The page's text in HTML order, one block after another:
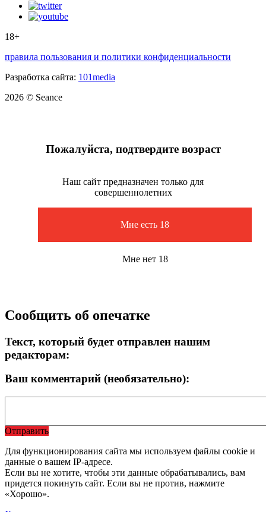
18+
правила пользования и политики конфиденциальности
Разработка сайта: 101media
2026 © Seance
Пожалуйста, подтвердите возраст
Наш сайт предназначен только для
совершеннолетних
Мне есть 18
Мне нет 18
Сообщить об опечатке
Текст, который будет отправлен нашим
редакторам:
Ваш комментарий (необязательно):
Отправить
Для функционирования сайта мы используем файлы cookie и
данные о вашем IP-адресе.
Если вы не хотите, чтобы эти данные обрабатывались, вам
придется покинуть сайт. Если вы не против, нажмите
«Хорошо».